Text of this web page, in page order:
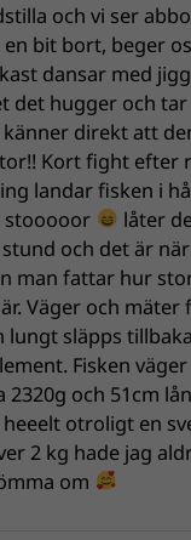
och vi ser
en bit bort, beger
dansar med
det hugger och tar
direkt att
Kort fight efter
landar fisken i
stooooor
låter
och det är
man fattar hur
Väger och mäter
lungt släpps
Fisken
2320g och 51cm
otroligt en
2 kg hade jag
om